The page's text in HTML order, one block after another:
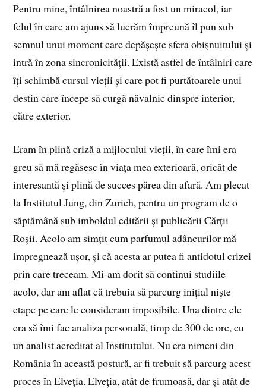
Pentru mine, întâlnirea noastră a fost un miracol, iar
felul în care am ajuns să lucrăm împreună îl pun sub
semnul unui moment care depășește sfera obișnuitului și
intră în zona sincronicității. Există astfel de întâlniri care
îți schimbă cursul vieții și care pot fi purtătoarele unui
destin care începe să curgă năvalnic dinspre interior,
către exterior.
Eram în plină criză a mijlocului vieții, în care îmi era
greu să mă regăsesc în viața mea exterioară, oricât de
interesantă și plină de succes părea din afară. Am plecat
la Institutul Jung, din Zurich, pentru un program de o
săptămână sub imboldul editării și publicării Cărții
Roșii. Acolo am simțit cum parfumul adâncurilor mă
impregnează ușor, și că acesta ar putea fi antidotul crizei
prin care treceam. Mi-am dorit să continui studiile
acolo, dar am aflat că trebuia să parcurg inițial niște
etape pe care le consideram imposibile. Una dintre ele
era să îmi fac analiza personală, timp de 300 de ore, cu
un analist acreditat al Institutului. Nu era nimeni din
România în această postură, ar fi trebuit să parcurg acest
proces în Elveția. Elveția, atât de frumoasă, dar și atât de